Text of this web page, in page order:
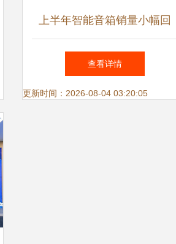
上半年智能音箱销量小幅回
升，行业前景仍待破局
查看详情
更新时间：2026-08-04 03:20:05